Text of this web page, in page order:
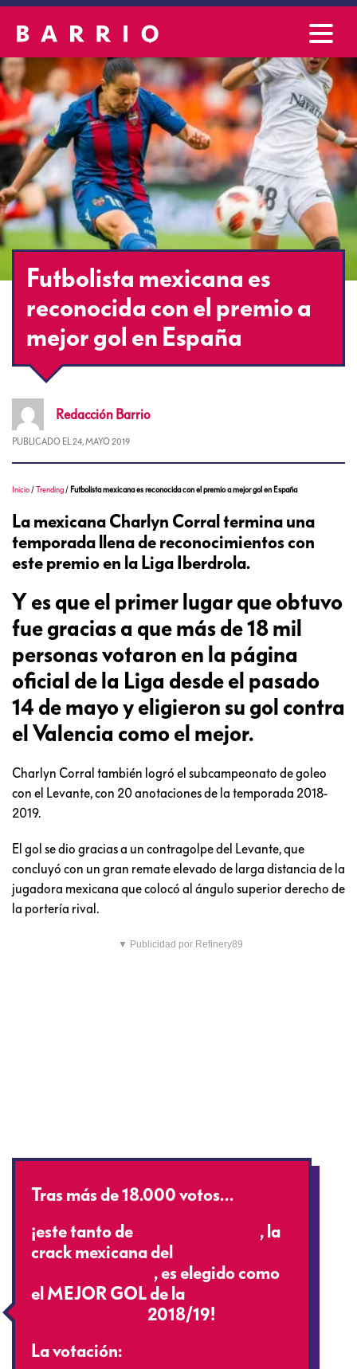
Futbolista mexicana es
reconocida con el premio a
mejor gol en España
Redacción Barrio
PUBLICADO EL 24, MAYO 2019
Inicio /Trending / Futbolista mexicana es reconocida con el premio a mejor gol en España
La mexicana Charlyn Corral termina una
temporada llena de reconocimientos con
este premio en la Liga Iberdrola.
Y es que el primer lugar que obtuvo
fue gracias a que más de 18 mil
personas votaron en la página
oficial de la Liga desde el pasado
14 de mayo y eligieron su gol contra
el Valencia como el mejor.
Charlyn Corral también logró el subcampeonato de goleo
con el Levante, con 20 anotaciones de la temporada 2018-
2019.
El gol se dio gracias a un contragolpe del Levante, que
concluyó con un gran remate elevado de larga distancia de la
jugadora mexicana que colocó al ángulo superior derecho de
la portería rival.
▼ Publicidad por Refinery89
Tras más de 18.000 votos…
¡este tanto de
, la
crack mexicana del
, es elegido como
el MEJOR GOL de la
2018/19!
La votación: